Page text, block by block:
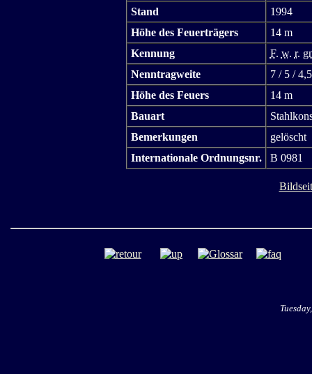
Stand
1994
Höhe des Feuerträgers
14 m
Kennung
F. w. r.
Nenntragweite
7 / 5 /
Höhe des Feuers
14 m
Bauart
Bemerkungen
gelöscht
Internationale Ordnungsnr.
B 0981